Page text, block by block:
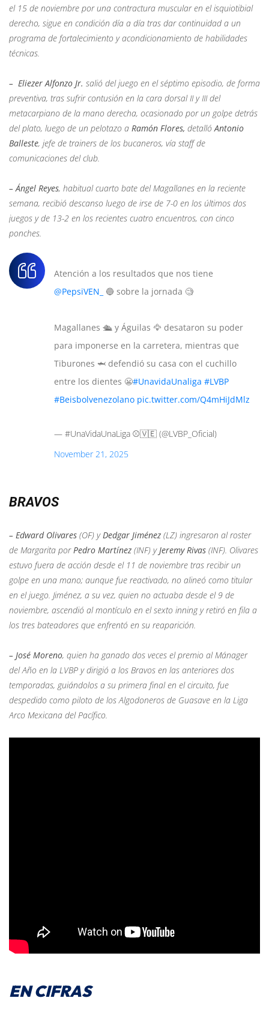
el 15 de noviembre por una contractura muscular en el isquiotibial
derecho, sigue en condición día a día tras dar continuidad a un
programa de fortalecimiento y acondicionamiento de habilidades
técnicas.
– Eliezer Alfonzo Jr. salió del juego en el séptimo episodio, de forma
preventiva, tras sufrir contusión en la cara dorsal II y III del
metacarpiano de la mano derecha, ocasionado por un golpe detrás
del plato, luego de un pelotazo a Ramón Flores, detallóAntonio
Balleste, jefe de trainers de los bucaneros, vía staff de
comunicaciones del club.
– Ángel Reyes, habitual cuarto bate del Magallanes en la reciente
semana, recibió descanso luego de irse de 7-0 en los últimos dos
juegos y de 13-2 en los recientes cuatro encuentros, con cinco
ponches.
Atención a los resultados que nos tiene
@PepsiVEN_
🔵 sobre la jornada 🧐
Magallanes 🛳️ y Águilas 🦅 desataron su poder
para imponerse en la carretera, mientras que
Tiburones 🦈 defendió su casa con el cuchillo
entre los dientes 😬#UnavidaUnaliga #LVBP
#Beisbolvenezolano pic.twitter.com/Q4mHiJdMlz
— #UnaVidaUnaLiga ⚾️🇻🇪 (@LVBP_Oficial)
November 21, 2025
BRAVOS
– Edward Olivares (OF) yDedgar Jiménez (LZ) ingresaron al roster
de Margarita porPedro Martínez (INF) yJeremy Rivas (INF). Olivares
estuvo fuera de acción desde el 11 de noviembre tras recibir un
golpe en una mano; aunque fue reactivado, no alineó como titular
en el juego. Jiménez, a su vez, quien no actuaba desde el 9 de
noviembre, ascendió al montículo en el sexto inning y retiró en fila a
los tres bateadores que enfrentó en su reaparición.
– José Moreno, quien ha ganado dos veces el premio al Mánager
del Año en la LVBP y dirigió a los Bravos en las anteriores dos
temporadas, guiándolos a su primera final en el circuito, fue
despedido como piloto de los Algodoneros de Guasave en la Liga
Arco Mexicana del Pacífico.
EN CIFRAS